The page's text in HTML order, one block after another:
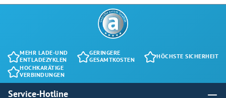
MEHR LADE-UND
ENTLADEZYKLEN
GERINGERE
GESAMTKOSTEN
HÖCHSTE SICHERHEIT
HOCHKARÄTIGE
VERBINDUNGEN
Service-Hotline